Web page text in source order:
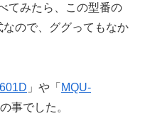
てみたら、この型番の
ので、ググってもなか
」や「 MQU-
事でした。